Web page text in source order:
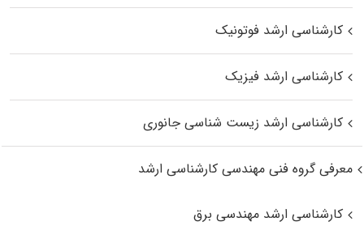
کارشناسی ارشد فوتونیک
کارشناسی ارشد فیزیک
کارشناسی ارشد زیست‌ شناسی جانوری
معرفی گروه فنی مهندسی کارشناسی ارشد
کارشناسی ارشد مهندسی برق